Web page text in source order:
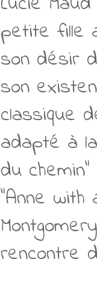
petite fille
son désir
son
classique
adapté à
du
"Anne with
rencontre